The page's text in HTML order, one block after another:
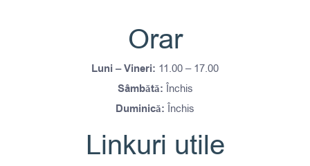
Orar
Luni – Vineri: 11.00 – 17.00
Sâmbătă: Închis
Duminică: Închis
Linkuri utile